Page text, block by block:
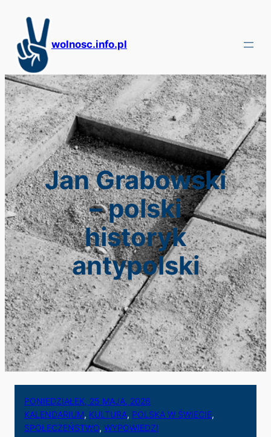
treści
wolnosc.info.pl
Jan Grabowski
– polski
historyk
antypolski
PONIEDZIAŁEK, 25 MAJA, 2026
KALENDARIUM, KULTURA, POLSKA W ŚWIECIE
SPOŁECZEŃSTWO, WYPOWIEDZI